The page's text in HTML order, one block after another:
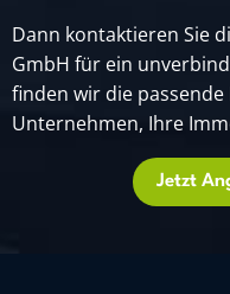
Dann kontaktieren Sie
GmbH für ein
finden wir die
Unternehmen, Ihre
Jetzt